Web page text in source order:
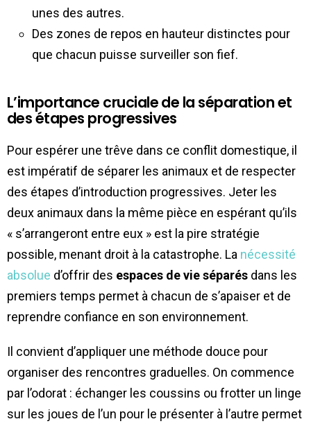
unes des autres.
Des zones de repos en hauteur distinctes pour
que chacun puisse surveiller son fief.
L’importance cruciale de la séparation et
des étapes progressives
Pour espérer une trêve dans ce conflit domestique, il
est impératif de séparer les animaux et de respecter
des étapes d’introduction progressives. Jeter les
deux animaux dans la même pièce en espérant qu’ils
« s’arrangeront entre eux » est la pire stratégie
possible, menant droit à la catastrophe. La nécessité
absolue d’offrir des espaces de vie séparés dans les
premiers temps permet à chacun de s’apaiser et de
reprendre confiance en son environnement.
Il convient d’appliquer une méthode douce pour
organiser des rencontres graduelles. On commence
par l’odorat : échanger les coussins ou frotter un linge
sur les joues de l’un pour le présenter à l’autre permet